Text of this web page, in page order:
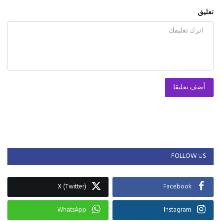
تعليق
أضف تعليقا
FOLLOW US
Facebook
X (Twitter)
Instagram
WhatsApp